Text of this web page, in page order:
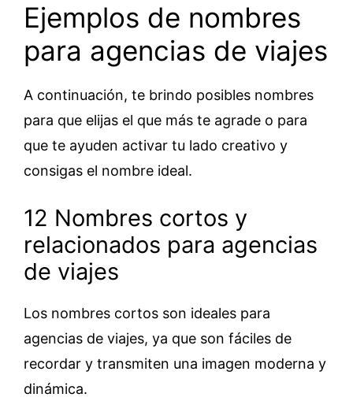
Ejemplos de nombres
para agencias de viajes
A continuación, te brindo posibles nombres
para que elijas el que más te agrade o para
que te ayuden activar tu lado creativo y
consigas el nombre ideal.
12 Nombres cortos y
relacionados para agencias
de viajes
Los nombres cortos son ideales para
agencias de viajes, ya que son fáciles de
recordar y transmiten una imagen moderna y
dinámica.